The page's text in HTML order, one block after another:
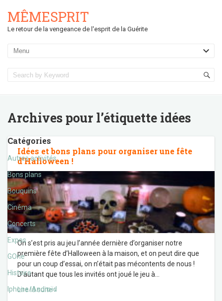
MÊMESPRIT
Le retour de la vengeance de l'esprit de la Guérite
Archives pour l’étiquette idées
Catégories
Autres activités
Bons plans
Bouquins
Cinéma
Concerts
Expos
GOne
Histoire
Iphone/Androïd
Idées et bons plans pour organiser une fête
d’Halloween !
On s’est pris au jeu l’année dernière d’organiser notre
première fête d’Halloween à la maison, et on peut dire que
pour un coup d’essai, on n’était pas mécontents de nous !
D’autant que tous les invités ont joué le jeu à
Lire la suite ›